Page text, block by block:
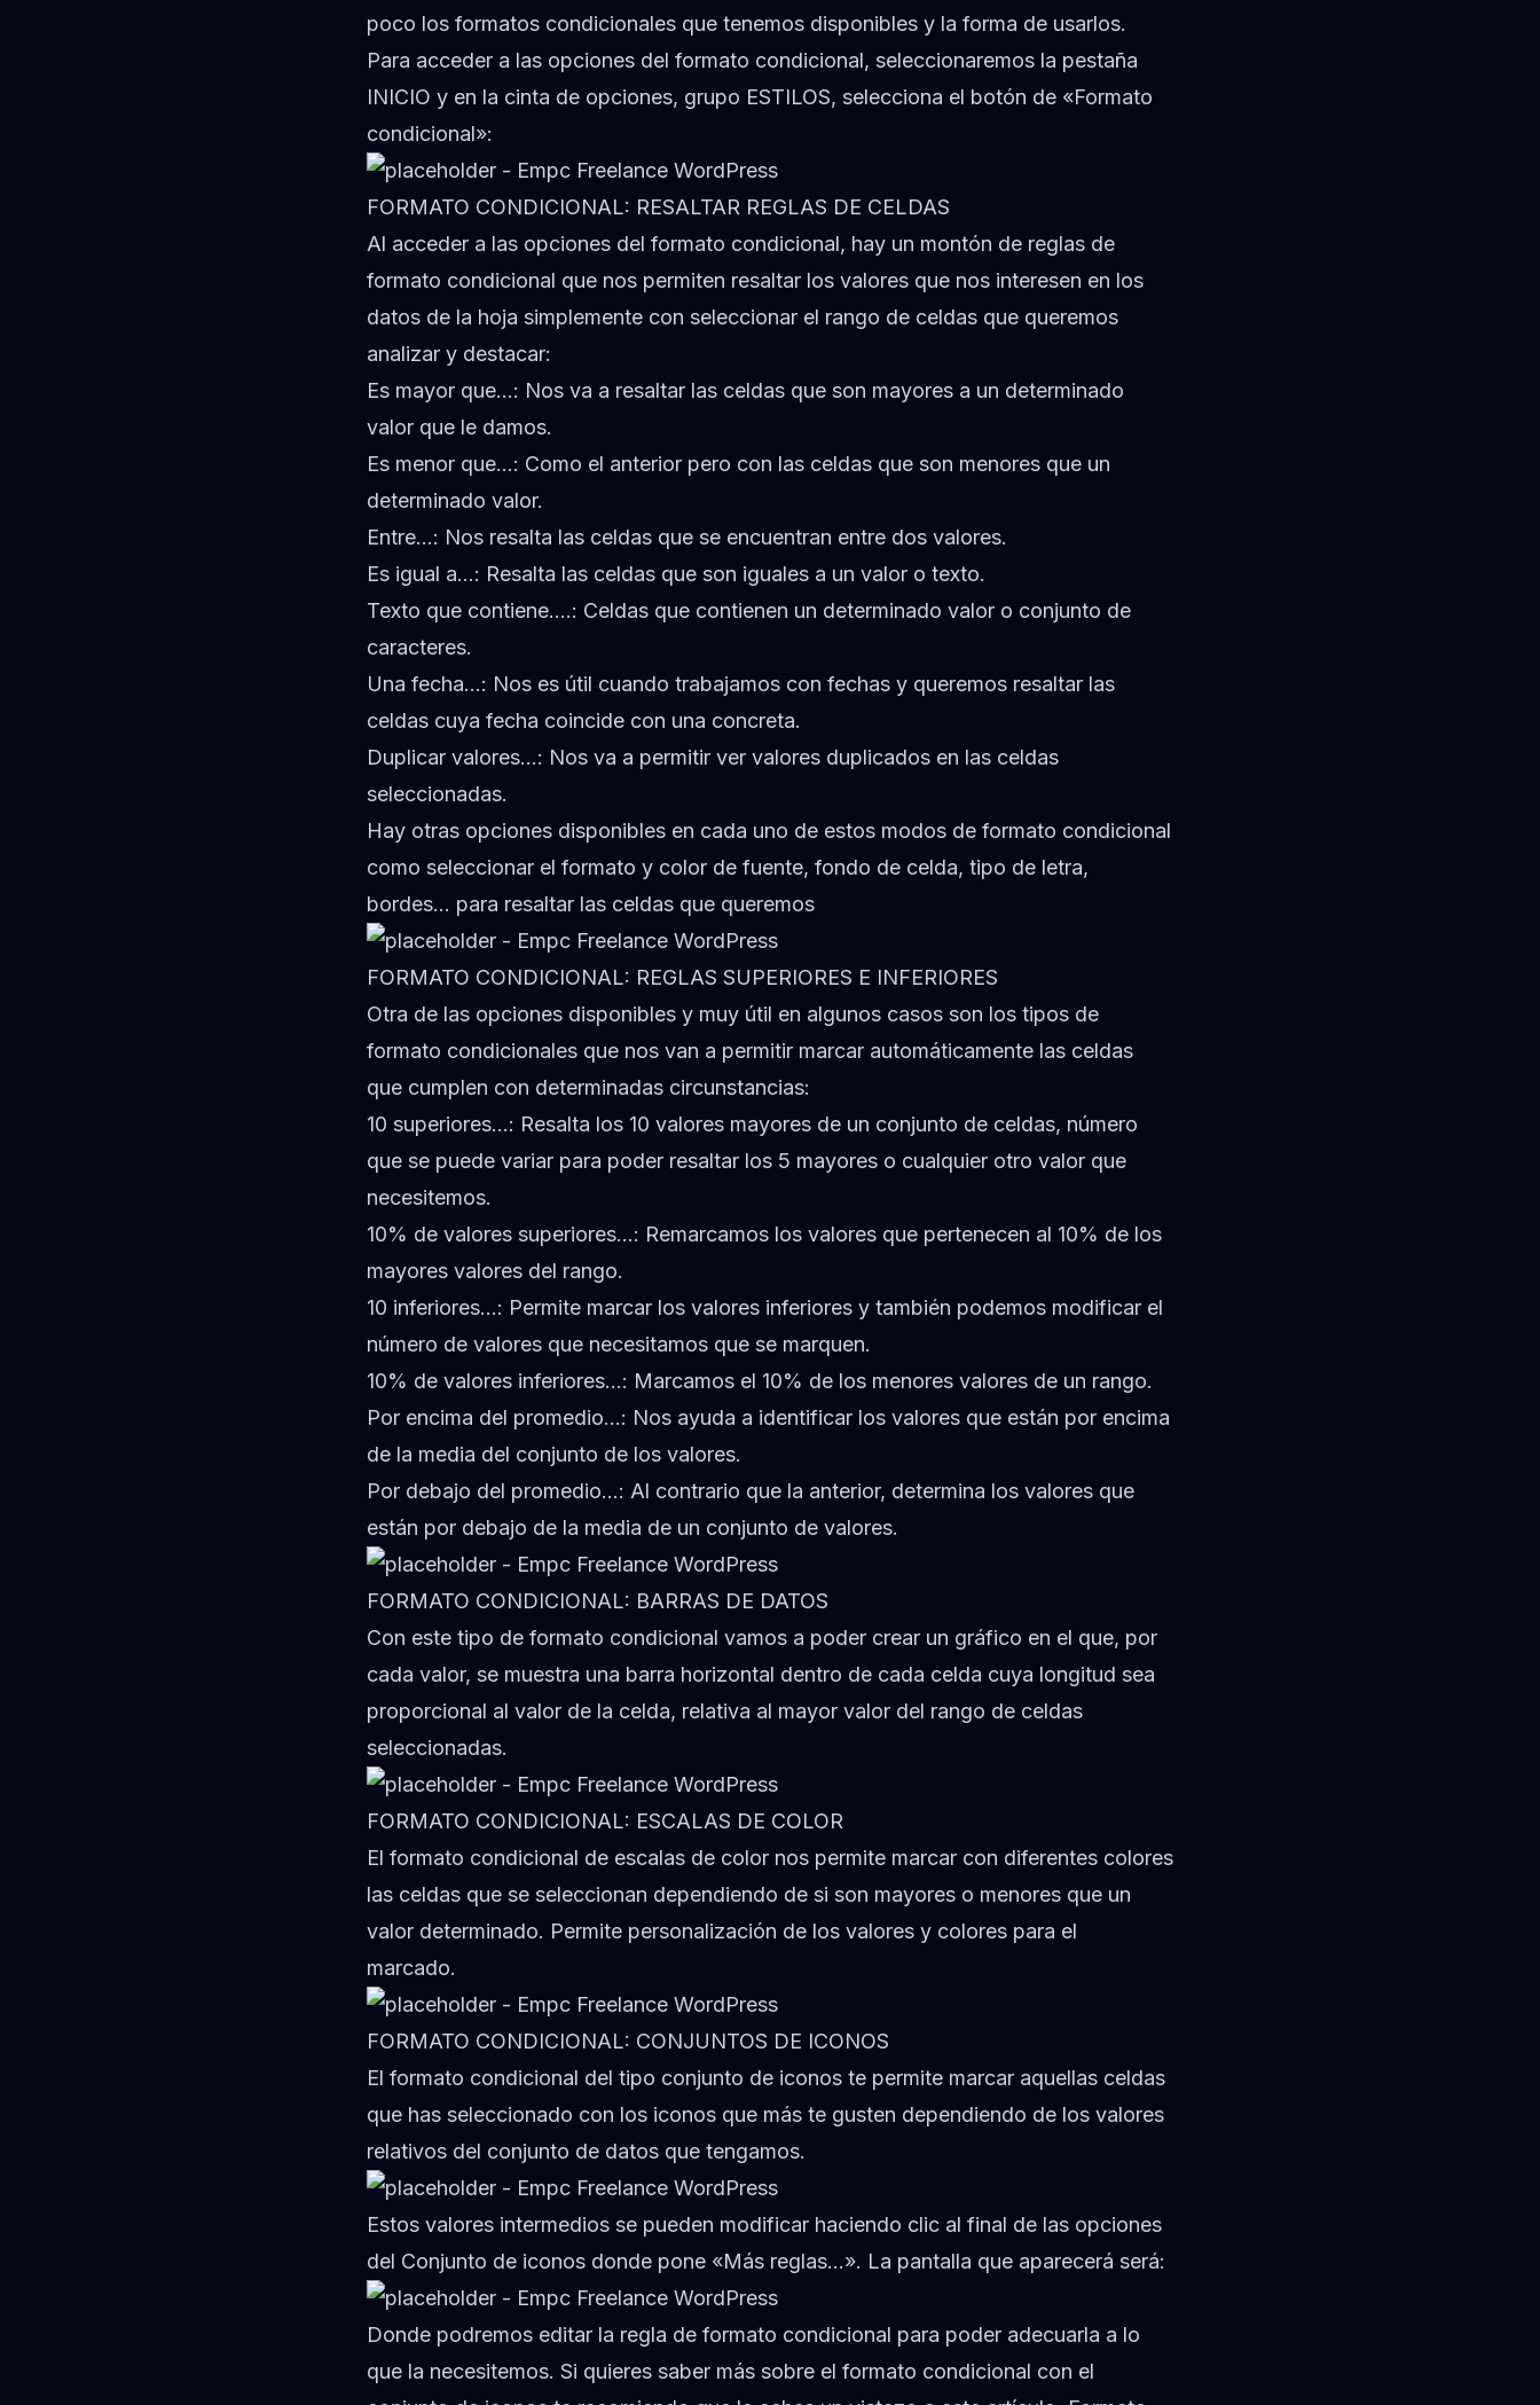
poco los formatos condicionales que tenemos disponibles y la forma de usarlos.
Para acceder a las opciones del formato condicional, seleccionaremos la pestaña
INICIO y en la cinta de opciones, grupo ESTILOS, selecciona el botón de «Formato
condicional»:
FORMATO CONDICIONAL: RESALTAR REGLAS DE CELDAS
Al acceder a las opciones del formato condicional, hay un montón de reglas de
formato condicional que nos permiten resaltar los valores que nos interesen en los
datos de la hoja simplemente con seleccionar el rango de celdas que queremos
analizar y destacar:
Es mayor que…: Nos va a resaltar las celdas que son mayores a un determinado
valor que le damos.
Es menor que…: Como el anterior pero con las celdas que son menores que un
determinado valor.
Entre…: Nos resalta las celdas que se encuentran entre dos valores.
Es igual a…: Resalta las celdas que son iguales a un valor o texto.
Texto que contiene….: Celdas que contienen un determinado valor o conjunto de
caracteres.
Una fecha…: Nos es útil cuando trabajamos con fechas y queremos resaltar las
celdas cuya fecha coincide con una concreta.
Duplicar valores…: Nos va a permitir ver valores duplicados en las celdas
seleccionadas.
Hay otras opciones disponibles en cada uno de estos modos de formato condicional
como seleccionar el formato y color de fuente, fondo de celda, tipo de letra,
bordes… para resaltar las celdas que queremos
FORMATO CONDICIONAL: REGLAS SUPERIORES E INFERIORES
Otra de las opciones disponibles y muy útil en algunos casos son los tipos de
formato condicionales que nos van a permitir marcar automáticamente las celdas
que cumplen con determinadas circunstancias:
10 superiores…: Resalta los 10 valores mayores de un conjunto de celdas, número
que se puede variar para poder resaltar los 5 mayores o cualquier otro valor que
necesitemos.
10% de valores superiores…: Remarcamos los valores que pertenecen al 10% de los
mayores valores del rango.
10 inferiores…: Permite marcar los valores inferiores y también podemos modificar el
número de valores que necesitamos que se marquen.
10% de valores inferiores…: Marcamos el 10% de los menores valores de un rango.
Por encima del promedio…: Nos ayuda a identificar los valores que están por encima
de la media del conjunto de los valores.
Por debajo del promedio…: Al contrario que la anterior, determina los valores que
están por debajo de la media de un conjunto de valores.
FORMATO CONDICIONAL: BARRAS DE DATOS
Con este tipo de formato condicional vamos a poder crear un gráfico en el que, por
cada valor, se muestra una barra horizontal dentro de cada celda cuya longitud sea
proporcional al valor de la celda, relativa al mayor valor del rango de celdas
seleccionadas.
FORMATO CONDICIONAL: ESCALAS DE COLOR
El formato condicional de escalas de color nos permite marcar con diferentes colores
las celdas que se seleccionan dependiendo de si son mayores o menores que un
valor determinado. Permite personalización de los valores y colores para el
marcado.
FORMATO CONDICIONAL: CONJUNTOS DE ICONOS
El formato condicional del tipo conjunto de iconos te permite marcar aquellas celdas
que has seleccionado con los iconos que más te gusten dependiendo de los valores
relativos del conjunto de datos que tengamos.
Estos valores intermedios se pueden modificar haciendo clic al final de las opciones
del Conjunto de iconos donde pone «Más reglas…». La pantalla que aparecerá será:
Donde podremos editar la regla de formato condicional para poder adecuarla a lo
que la necesitemos. Si quieres saber más sobre el formato condicional con el